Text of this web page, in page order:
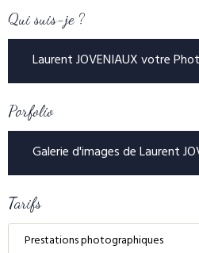
Qui suis-je ?
Laurent JOVENIAUX votre
Porfolio
Galerie d'images de Laurent
Tarifs
Prestations photographiques